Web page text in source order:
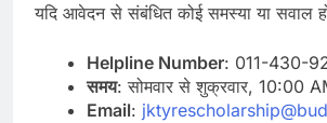
यदि आवेदन से संबंधित कोई समस्या या सवाल
Helpline Number: 011-430-
समय: सोमवार से शुक्रवार, 10:00
Email: